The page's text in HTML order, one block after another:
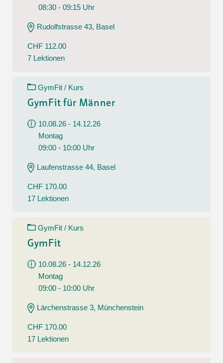
08:30 - 09:15 Uhr
Rudolfstrasse 43, Basel
CHF 112.00
7 Lektionen
GymFit / Kurs
GymFit für Männer
10.08.26 - 14.12.26
Montag
09:00 - 10:00 Uhr
Laufenstrasse 44, Basel
CHF 170.00
17 Lektionen
GymFit / Kurs
GymFit
10.08.26 - 14.12.26
Montag
09:00 - 10:00 Uhr
Lärchenstrasse 3, Münchenstein
CHF 170.00
17 Lektionen